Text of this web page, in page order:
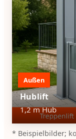
Außen
Hublift
1,2 m Hub
* Beispielbilder;